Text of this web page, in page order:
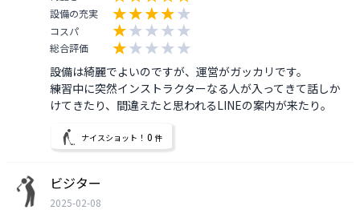
設備の充実
コスパ
総合評価
設備は綺麗でよいのですが、運営がガッカリです。
練習中に突然インストラクターなる人が入ってきて話しか
ナイスショット！ 0 件
ビジター
2025-02-08